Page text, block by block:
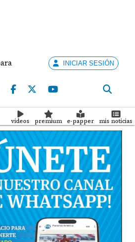
ejercer la docenciaINICIAR SESIÓN
videos premium e-papper mis noticias